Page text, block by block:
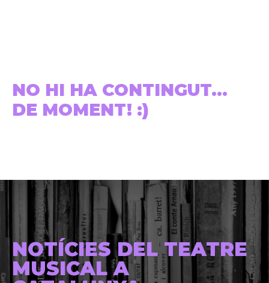
NO HI HA CONTINGUT...
DE MOMENT! :)
NOTÍCIES DEL TEATRE
MUSICAL A